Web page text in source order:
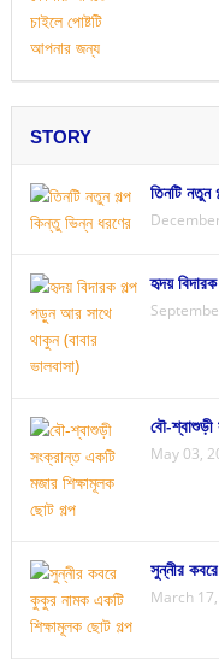
STORY
তিনটি নতুন
হৃদয়
বৌ-শ্বাশুড়ী
May 03,
সুন্নীর
March